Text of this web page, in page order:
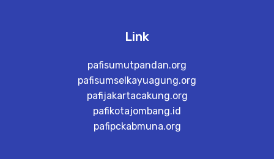
Link
pafisumutpandan.org
pafisumselkayuagung.org
pafijakartacakung.org
pafikotajombang.id
pafipckabmuna.org